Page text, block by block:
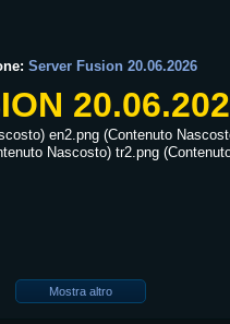
Server Fusion 20.06.2026
en2.png (Contenuto
Nascosto) tr2.png
Mostra altro